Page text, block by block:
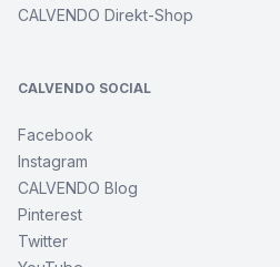
CALVENDO Direkt-Shop
CALVENDO SOCIAL
Facebook
Instagram
CALVENDO Blog
Pinterest
Twitter